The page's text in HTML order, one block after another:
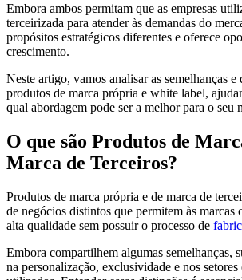
Embora ambos permitam que as empresas
terceirizada para atender às demandas do
propósitos estratégicos diferentes e oferece
crescimento.
Neste artigo, vamos analisar as semelhanças e
produtos de marca própria e white label,
qual abordagem pode ser a melhor para o seu
O que são Produtos de
Marca de Terceiros?
Produtos de marca própria e de marca de
de negócios distintos que permitem às marcas
alta qualidade sem possuir o processo de
Embora compartilhem algumas semelhanças,
na personalização, exclusividade e nos setores